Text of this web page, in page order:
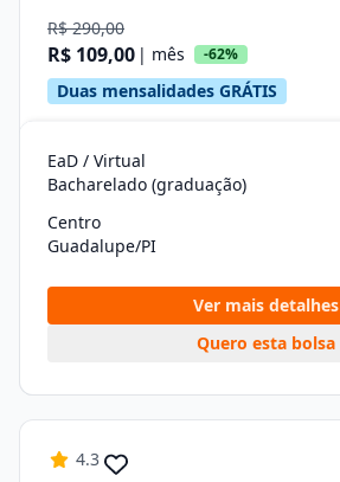
R$ 290,00
R$ 109,00 | mês -62%
Duas mensalidades GRÁTIS
EaD / Virtual
Bacharelado (graduação)
Centro
Guadalupe/PI
Ver mais detalhes
Quero esta bolsa
4.3